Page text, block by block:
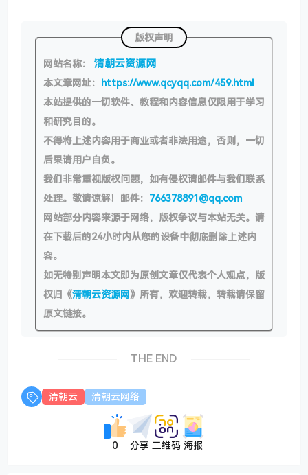
版权声明
网站名称： 清朝云资源网
本文章网址： https://www.qcyqq.com/459.html
本站提供的一切软件、教程和内容信息仅限用于学习
和研究目的。
不得将上述内容用于商业或者非法用途，否则，一切
后果请用户自负。
我们非常重视版权问题，如有侵权请邮件与我们联系
处理。敬请谅解！邮件： 766378891@qq.com
网站部分内容来源于网络，版权争议与本站无关。请
在下载后的24小时内从您的设备中彻底删除上述内
容。
如无特别声明本文即为原创文章仅代表个人观点，版
权归《清朝云资源网》所有，欢迎转载，转载请保留
原文链接。
THE END
清朝云 清朝云网络
0 分享 二维码 海报